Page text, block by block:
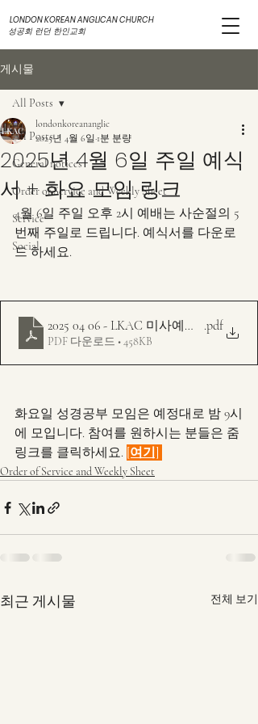
LONDON KOREAN ANGLICAN CHURCH
성공회 런던 한인교회
게시물
All Posts
General notices
Order of Service and Weekly Sheet
Service
Social
All Posts
2025년 4월 6일 주일 예식
서 + 화요 모임 링크
londonkoreananglic
2025년 4월 6일 1분 분량
4월 6일 주일 오후 2시 예배는 사순절의 5
번째 주일로 드립니다. 예식서를 다운로
드 하세요.
2025 04 06 - LKAC 미사예문 주보 - 다
.pdf
PDF 다운로드 • 458KB
화요일 성경공부 모임은 예정대로 밤 9시
에 모입니다. 참여를 원하시는 분들은 줌
링크를 클릭하세요. [여기]
Order of Service and Weekly Sheet
최근 게시물 전체 보기